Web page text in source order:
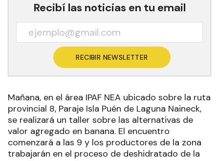
Recibí las noticias en tu email
RECIBIR NEWSLETTER
Mañana, en el área IPAF NEA ubicado sobre la ruta
provincial 8, Paraje Isla Puén de Laguna Naineck,
se realizará un taller sobre las alternativas de
valor agregado en banana. El encuentro
comenzará a las 9 y los productores de la zona
trabajarán en el proceso de deshidratado de la